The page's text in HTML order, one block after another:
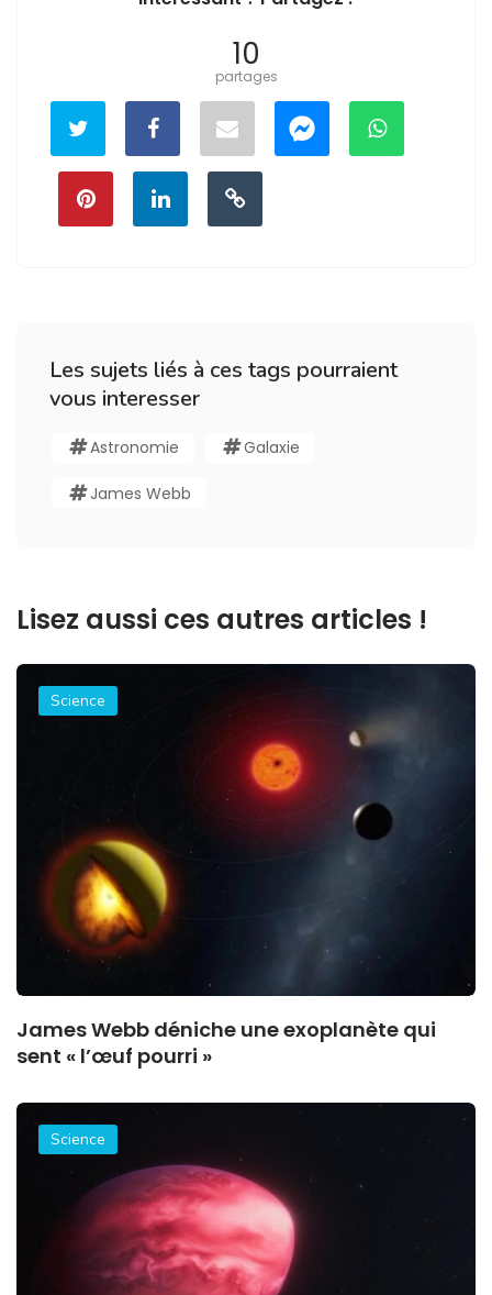
10
partages
Les sujets liés à ces tags pourraient
vous interesser
Astronomie Galaxie
James Webb
Lisez aussi ces autres articles !
Science
James Webb déniche une exoplanète qui
sent « l’œuf pourri »
Science